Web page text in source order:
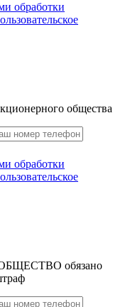
обработки
общества
обработки
обязано